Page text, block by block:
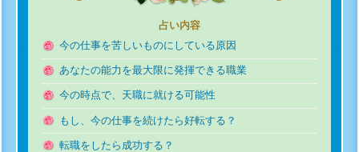
占い内容
今の仕事を苦しいものにしている原因
あなたの能力を最大限に発揮できる職業
今の時点で、天職に就ける可能性
もし、今の仕事を続けたら好転する？
転職をしたら成功する？